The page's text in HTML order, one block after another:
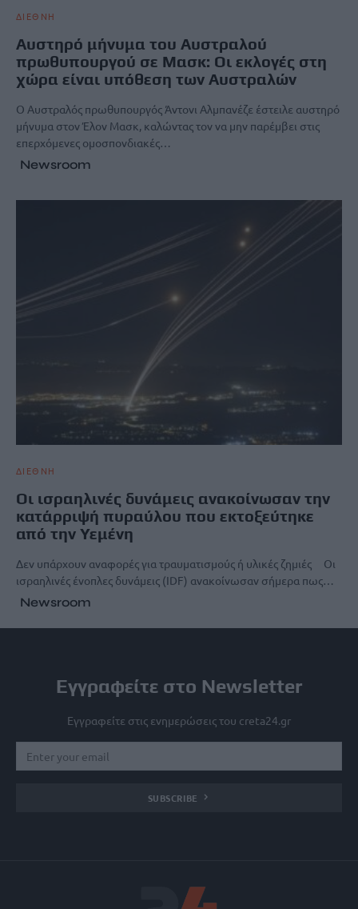
ΔΙΕΘΝΗ
Αυστηρό μήνυμα του Αυστραλού
πρωθυπουργού σε Μασκ: Οι εκλογές στη
χώρα είναι υπόθεση των Αυστραλών
Ο Αυστραλός πρωθυπουργός Άντονι Αλμπανέζε έστειλε αυστηρό
μήνυμα στον Έλον Μασκ, καλώντας τον να μην παρέμβει στις
επερχόμενες ομοσπονδιακές…
Newsroom
ΔΙΕΘΝΗ
Οι ισραηλινές δυνάμεις ανακοίνωσαν την
κατάρριψή πυραύλου που εκτοξεύτηκε
από την Υεμένη
Δεν υπάρχουν αναφορές για τραυματισμούς ή υλικές ζημιές Οι
ισραηλινές ένοπλες δυνάμεις (IDF) ανακοίνωσαν σήμερα πως…
Newsroom
Εγγραφείτε στο Newsletter
Εγγραφείτε στις ενημερώσεις του creta24.gr
SUBSCRIBE